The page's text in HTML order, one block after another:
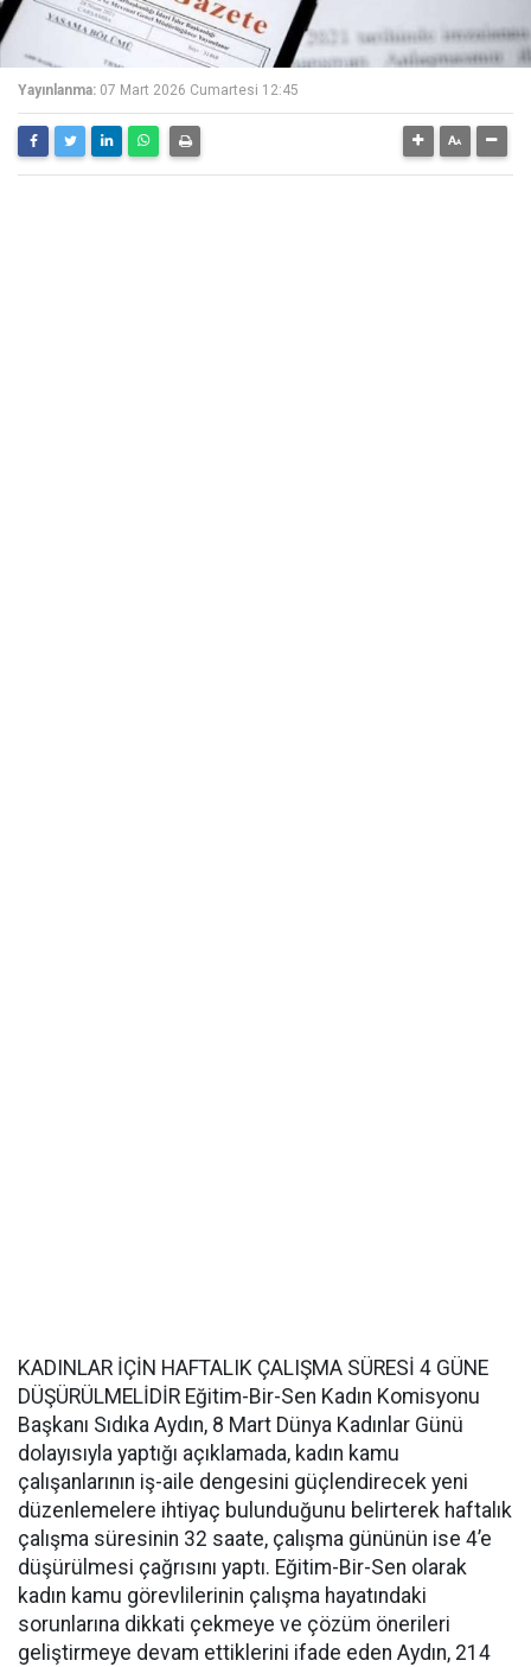
Yayınlanma: 07 Mart 2026 Cumartesi 12:45
KADINLAR İÇİN HAFTALIK ÇALIŞMA SÜRESİ 4 GÜNE
DÜŞÜRÜLMELİDİR Eğitim-Bir-Sen Kadın Komisyonu
Başkanı Sıdıka Aydın, 8 Mart Dünya Kadınlar Günü
dolayısıyla yaptığı açıklamada, kadın kamu
çalışanlarının iş-aile dengesini güçlendirecek yeni
düzenlemelere ihtiyaç bulunduğunu belirterek haftalık
çalışma süresinin 32 saate, çalışma gününün ise 4’e
düşürülmesi çağrısını yaptı. Eğitim-Bir-Sen olarak
kadın kamu görevlilerinin çalışma hayatındaki
sorunlarına dikkati çekmeye ve çözüm önerileri
geliştirmeye devam ettiklerini ifade eden Aydın, 214